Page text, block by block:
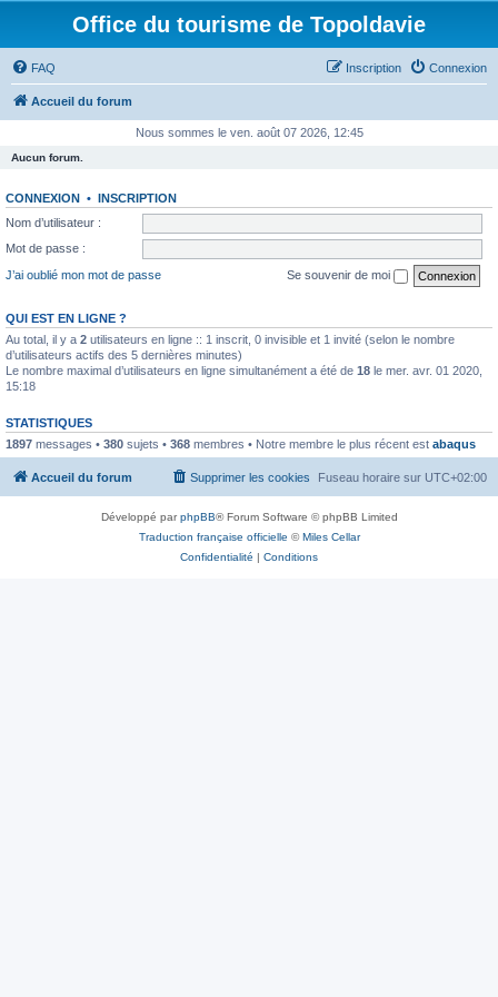
Office du tourisme de Topoldavie
FAQ Connexion
Inscription
Accueil du forum
Nous sommes le ven. août 07 2026, 12:45
Aucun forum.
CONNEXION • INSCRIPTION
Nom d’utilisateur :
Mot de passe :
J’ai oublié mon mot de passe
Se souvenir de moi
QUI EST EN LIGNE ?
Au total, il y a 2 utilisateurs en ligne :: 1 inscrit, 0 invisible et 1 invité (selon le nombre
d’utilisateurs actifs des 5 dernières minutes)
Le nombre maximal d’utilisateurs en ligne simultanément a été de 18 le mer. avr. 01 2020,
15:18
STATISTIQUES
1897 messages • 380 sujets • 368 membres • Notre membre le plus récent est abaqus
Accueil du forum Fuseau horaire sur UTC+02:00
Supprimer les cookies
Développé parphpBB® Forum Software © phpBB Limited
Traduction française officielle ©Miles Cellar
Confidentialité | Conditions